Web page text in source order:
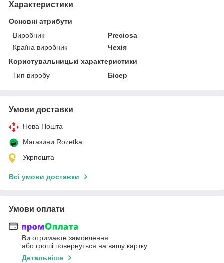
Характеристики
Основні атрибути
Виробник
Preciosa
Країна виробник
Чехія
Користувальницькі характеристики
Тип виробу
Бісер
Умови доставки
Нова Пошта
Магазини Rozetka
Укрпошта
Всі умови доставки
Умови оплати
Ви отримаєте замовлення
або гроші повернуться на вашу картку
Детальніше